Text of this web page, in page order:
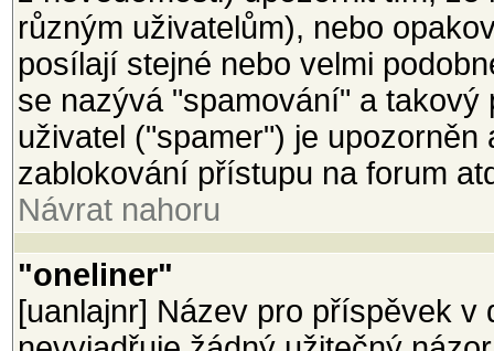
různým uživatelům), nebo
posílají stejné nebo velmi
se nazývá "spamování" a
uživatel ("spamer") je
zablokování přístupu na forum
Návrat nahoru
"oneliner"
[uanlajnr] Název pro příspěvek